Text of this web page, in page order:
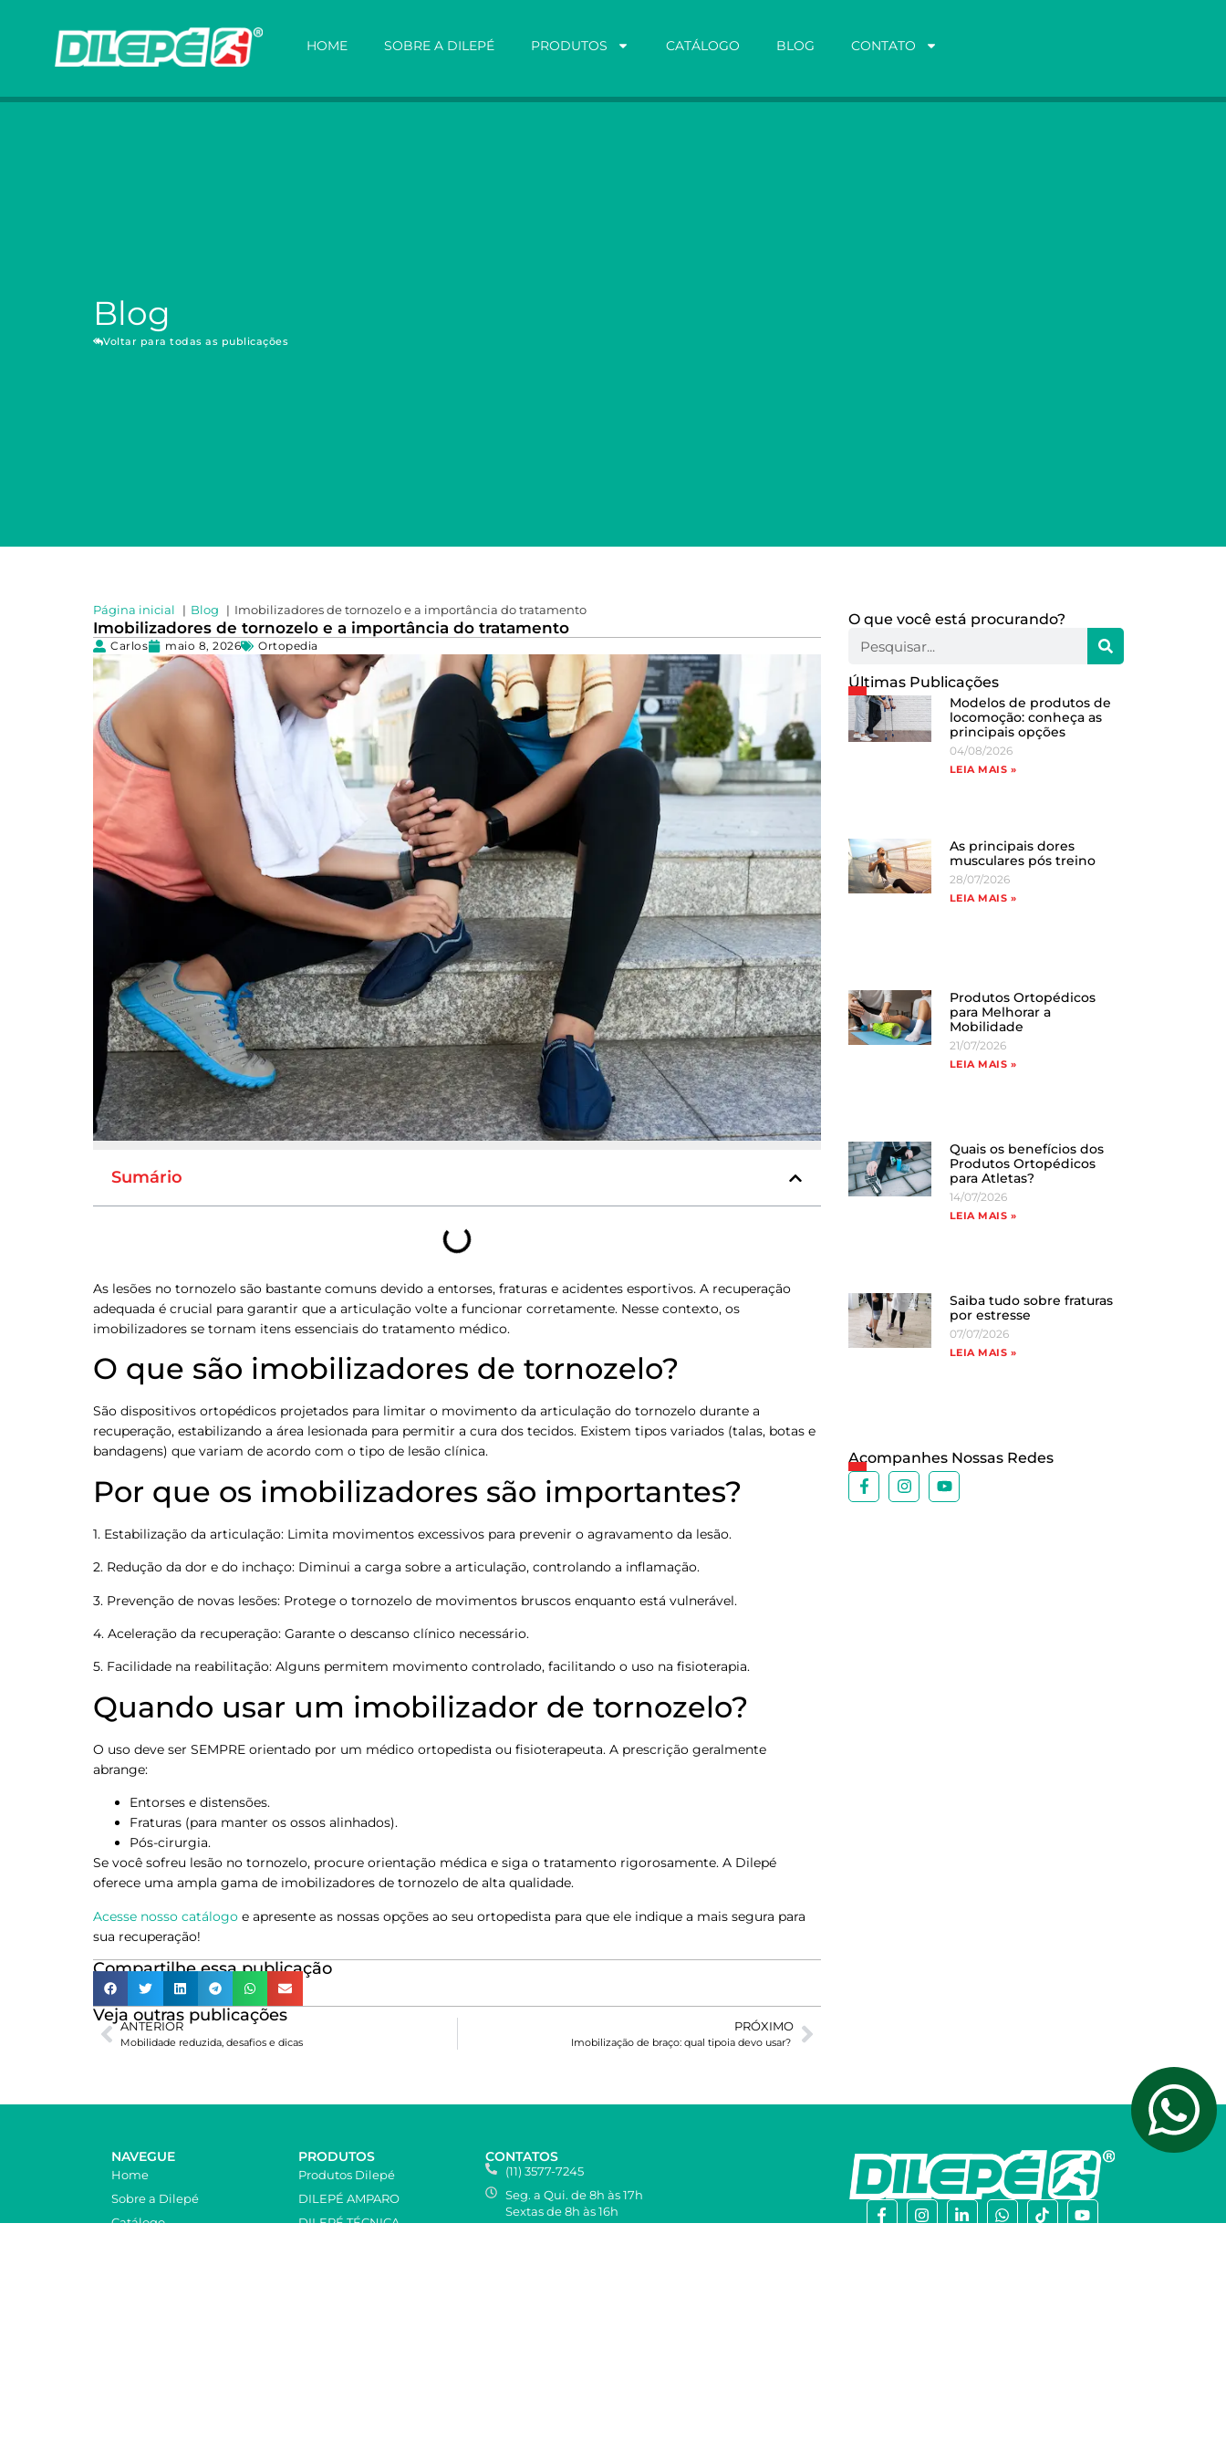
HOME SOBRE A DILEPÉ PRODUTOS CATÁLOGO BLOG CONTATO
Blog
Voltar para todas as publicações
Página inicial Blog Imobilizadores de tornozelo e a importância do tratamento
Imobilizadores de tornozelo e a importância do tratamento
Carlos maio 8, 2026 Ortopedia
Sumário
As lesões no tornozelo são bastante comuns devido a entorses, fraturas e acidentes esportivos. A recuperação
adequada é crucial para garantir que a articulação volte a funcionar corretamente. Nesse contexto, os
imobilizadores se tornam itens essenciais do tratamento médico.
O que são imobilizadores de tornozelo?
São dispositivos ortopédicos projetados para limitar o movimento da articulação do tornozelo durante a
recuperação, estabilizando a área lesionada para permitir a cura dos tecidos. Existem tipos variados (talas, botas e
bandagens) que variam de acordo com o tipo de lesão clínica.
Por que os imobilizadores são importantes?
1. Estabilização da articulação: Limita movimentos excessivos para prevenir o agravamento da lesão.
2. Redução da dor e do inchaço: Diminui a carga sobre a articulação, controlando a inflamação.
3. Prevenção de novas lesões: Protege o tornozelo de movimentos bruscos enquanto está vulnerável.
4. Aceleração da recuperação: Garante o descanso clínico necessário.
5. Facilidade na reabilitação: Alguns permitem movimento controlado, facilitando o uso na fisioterapia.
Quando usar um imobilizador de tornozelo?
O uso deve ser SEMPRE orientado por um médico ortopedista ou fisioterapeuta. A prescrição geralmente
abrange:
Entorses e distensões.
Fraturas (para manter os ossos alinhados).
Pós-cirurgia.
Se você sofreu lesão no tornozelo, procure orientação médica e siga o tratamento rigorosamente. A Dilepé
oferece uma ampla gama de imobilizadores de tornozelo de alta qualidade.
Acesse nosso catálogo e apresente as nossas opções ao seu ortopedista para que ele indique a mais segura para
sua recuperação!
Compartilhe essa publicação
Veja outras publicações
ANTERIOR
Mobilidade reduzida, desafios e dicas
PRÓXIMO
Imobilização de braço: qual tipoia devo usar?
O que você está procurando?
Últimas Publicações
Modelos de produtos de
locomoção: conheça as
principais opções
04/08/2026
LEIA MAIS »
As principais dores
musculares pós treino
28/07/2026
LEIA MAIS »
Produtos Ortopédicos
para Melhorar a
Mobilidade
21/07/2026
LEIA MAIS »
Quais os benefícios dos
Produtos Ortopédicos
para Atletas?
14/07/2026
LEIA MAIS »
Saiba tudo sobre fraturas
por estresse
07/07/2026
LEIA MAIS »
Acompanhes Nossas Redes
NAVEGUE
Home
Sobre a Dilepé
Catálogo
PRODUTOS
Produtos Dilepé
DILEPÉ AMPARO
DILEPÉ TÉCNICA
CONTATOS
(11) 3577-7245
Seg. a Qui. de 8h às 17h
Sextas de 8h às 16h